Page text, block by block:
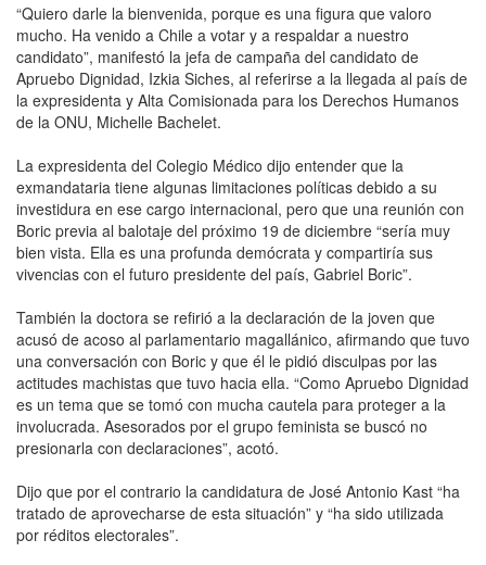
“Quiero darle la bienvenida, porque es una figura que valoro
mucho. Ha venido a Chile a votar y a respaldar a nuestro
candidato”, manifestó la jefa de campaña del candidato de
Apruebo Dignidad, Izkia Siches, al referirse a la llegada al país de
la expresidenta y Alta Comisionada para los Derechos Humanos
de la ONU, Michelle Bachelet.
La expresidenta del Colegio Médico dijo entender que la
exmandataria tiene algunas limitaciones políticas debido a su
investidura en ese cargo internacional, pero que una reunión con
Boric previa al balotaje del próximo 19 de diciembre “sería muy
bien vista. Ella es una profunda demócrata y compartiría sus
vivencias con el futuro presidente del país, Gabriel Boric”.
También la doctora se refirió a la declaración de la joven que
acusó de acoso al parlamentario magallánico, afirmando que tuvo
una conversación con Boric y que él le pidió disculpas por las
actitudes machistas que tuvo hacia ella. “Como Apruebo Dignidad
es un tema que se tomó con mucha cautela para proteger a la
involucrada. Asesorados por el grupo feminista se buscó no
presionarla con declaraciones”, acotó.
Dijo que por el contrario la candidatura de José Antonio Kast “ha
tratado de aprovecharse de esta situación” y “ha sido utilizada
por réditos electorales”.